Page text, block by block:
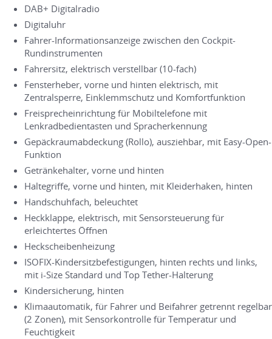
DAB+ Digitalradio
Digitaluhr
Fahrer-Informationsanzeige zwischen den Cockpit-
Rundinstrumenten
Fahrersitz, elektrisch verstellbar (10-fach)
Fensterheber, vorne und hinten elektrisch, mit
Zentralsperre, Einklemmschutz und Komfortfunktion
Freisprecheinrichtung für Mobiltelefone mit
Lenkradbedientasten und Spracherkennung
Gepäckraumabdeckung (Rollo), ausziehbar, mit Easy-Open-
Funktion
Getränkehalter, vorne und hinten
Haltegriffe, vorne und hinten, mit Kleiderhaken, hinten
Handschuhfach, beleuchtet
Heckklappe, elektrisch, mit Sensorsteuerung für
erleichtertes Öffnen
Heckscheibenheizung
ISOFIX-Kindersitzbefestigungen, hinten rechts und links,
mit i-Size Standard und Top Tether-Halterung
Kindersicherung, hinten
Klimaautomatik, für Fahrer und Beifahrer getrennt regelbar
(2 Zonen), mit Sensorkontrolle für Temperatur und
Feuchtigkeit